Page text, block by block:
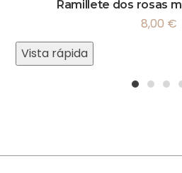
Ramillete dos rosas
8,00 €
Vista rápida